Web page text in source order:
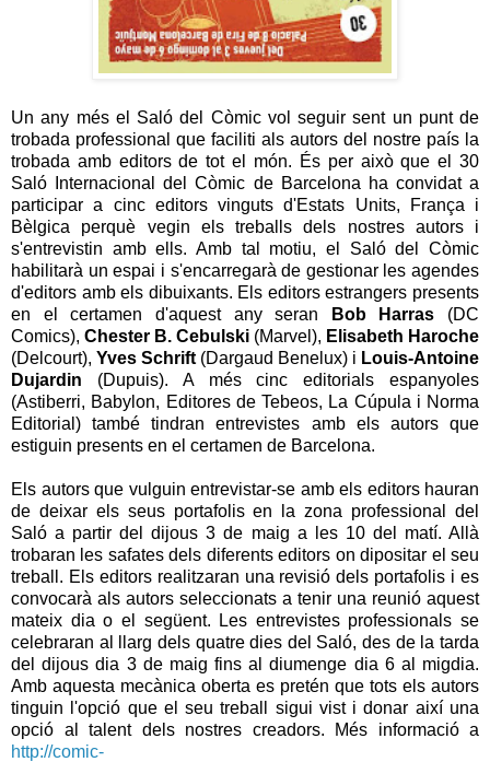
Un any més el Saló del Còmic vol seguir sent un punt de
trobada professional que faciliti als autors del nostre país la
trobada amb editors de tot el món. És per això que el 30
Saló Internacional del Còmic de Barcelona ha convidat a
participar a cinc editors vinguts d'Estats Units, França i
Bèlgica perquè vegin els treballs dels nostres autors i
s'entrevistin amb ells. Amb tal motiu, el Saló del Còmic
habilitarà un espai i s'encarregarà de gestionar les agendes
d'editors amb els dibuixants. Els editors estrangers presents
en el certamen d'aquest any seran
Bob Harras (DC
Comics), Chester B. Cebulski (Marvel), Elisabeth Haroche
(Delcourt), Yves Schrift (Dargaud Benelux) i Louis-Antoine
Dujardin (Dupuis). A més cinc editorials espanyoles
(Astiberri, Babylon, Editores de Tebeos, La Cúpula i Norma
Editorial) també tindran entrevistes amb els autors que
estiguin presents en el certamen de Barcelona.
Els autors que vulguin entrevistar-se amb els editors hauran
de deixar els seus portafolis en la zona professional del
Saló a partir del dijous 3 de maig a les 10 del matí. Allà
trobaran les safates dels diferents editors on dipositar el seu
treball. Els editors realitzaran una revisió dels portafolis i es
convocarà als autors seleccionats a tenir una reunió aquest
mateix dia o el següent. Les entrevistes professionals se
celebraran al llarg dels quatre dies del Saló, des de la tarda
del dijous dia 3 de maig fins al diumenge dia 6 al migdia.
Amb aquesta mecànica oberta es pretén que tots els autors
tinguin l'opció que el seu treball sigui vist i donar així una
opció al talent dels nostres creadors. Més informació a
http://comic-